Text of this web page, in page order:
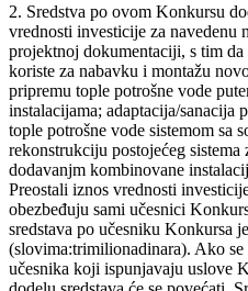
2. Sredstva po ovom Konkursu
vrednosti investicije za navedenu
projektnoj dokumentaciji, s tim
koriste za nabavku i montažu
pripremu tople potrošne vode
instalacijama; adaptacija/sanacija
tople potrošne vode sistemom sa
rekonstrukciju postojećeg
dodavanjm kombinovane
Preostali iznos vrednosti
obezbeđuju sami učesnici
sredstava po učesniku Konkursa
(slovima:trimilionadinara). Ako
učesnika koji ispunjavaju uslove